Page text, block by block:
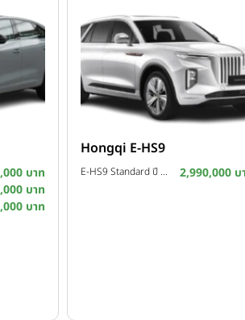
บาท
บาท
บาท
Hongqi E-HS9
E-HS9 Standard ปี 2026 2,990,000 บ